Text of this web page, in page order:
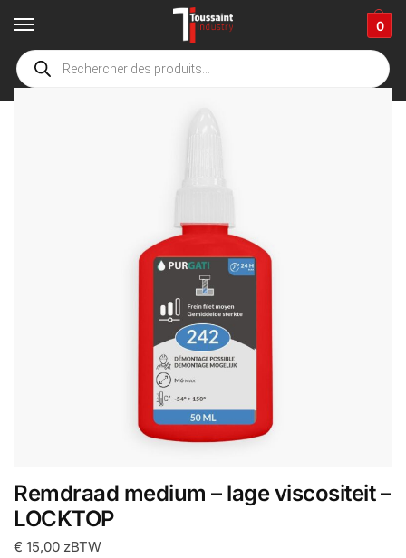
0
Home Winkel / EPI / Remdraad medium – lage viscositeit – LOCKTOP
Remdraad medium – lage viscositeit –
LOCKTOP
€ 15,00 zBTW